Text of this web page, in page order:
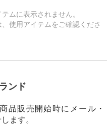
ムに表示されません。
使用アイテムをご確認くださ
ンド
品販売開始時にメール・
ます。